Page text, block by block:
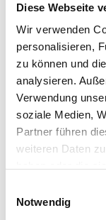
Diese Webseite
Wir verwenden
personalisieren,
zu können und
analysieren.
Verwendung
soziale Medien,
Partner führen
weiteren Daten
Notwendig
Zur Kostenlosen
nach oben